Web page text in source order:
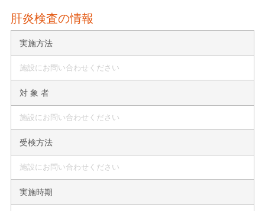
肝炎検査の情報
実施方法
施設にお問い合わせください
対 象 者
施設にお問い合わせください
受検方法
施設にお問い合わせください
実施時期